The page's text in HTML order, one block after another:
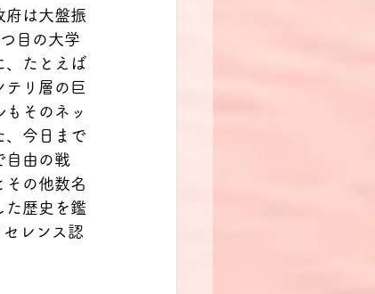
府は大盤振
目の大学
、たとえば
テリ層の巨
そのネッ
、今日まで
自由の戦
その他数名
た歴史を鑑
セレンス認